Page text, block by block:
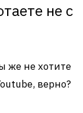
не с
же не хотите
верно?